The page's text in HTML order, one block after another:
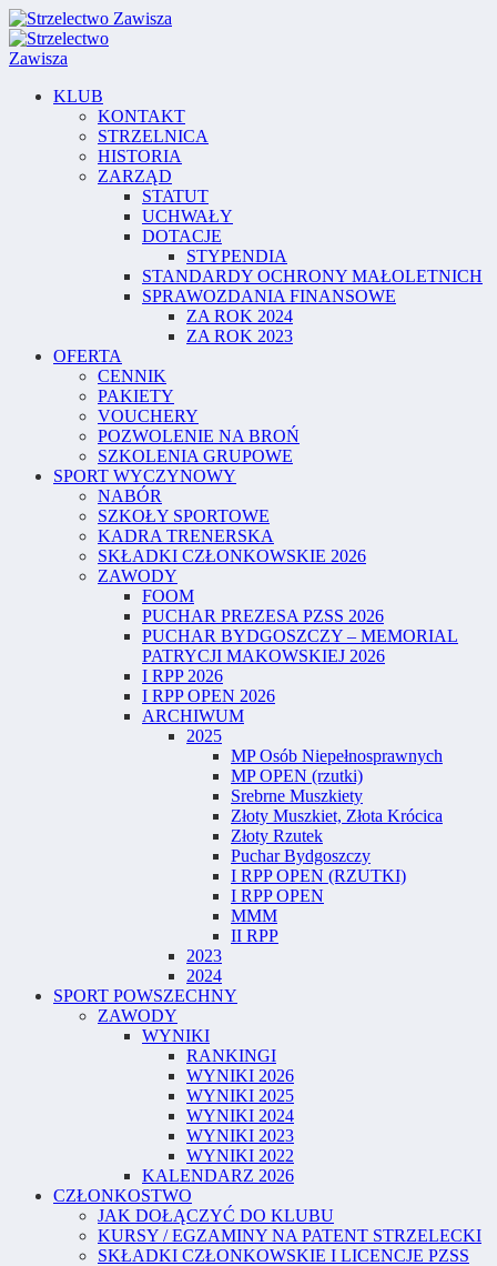
KLUB
KONTAKT
STRZELNICA
HISTORIA
ZARZĄD
STATUT
UCHWAŁY
DOTACJE
STYPENDIA
STANDARDY OCHRONY MAŁOLETNICH
SPRAWOZDANIA FINANSOWE
ZA ROK 2024
ZA ROK 2023
OFERTA
CENNIK
PAKIETY
VOUCHERY
POZWOLENIE NA BROŃ
SZKOLENIA GRUPOWE
SPORT WYCZYNOWY
NABÓR
SZKOŁY SPORTOWE
KADRA TRENERSKA
SKŁADKI CZŁONKOWSKIE 2026
ZAWODY
FOOM
PUCHAR PREZESA PZSS 2026
PUCHAR BYDGOSZCZY – MEMORIAL
PATRYCJI MAKOWSKIEJ 2026
I RPP 2026
I RPP OPEN 2026
ARCHIWUM
2025
MP Osób Niepełnosprawnych
MP OPEN (rzutki)
Srebrne Muszkiety
Złoty Muszkiet, Złota Krócica
Złoty Rzutek
Puchar Bydgoszczy
I RPP OPEN (RZUTKI)
I RPP OPEN
MMM
II RPP
2023
2024
SPORT POWSZECHNY
ZAWODY
WYNIKI
RANKINGI
WYNIKI 2026
WYNIKI 2025
WYNIKI 2024
WYNIKI 2023
WYNIKI 2022
KALENDARZ 2026
CZŁONKOSTWO
JAK DOŁĄCZYĆ DO KLUBU
KURSY / EGZAMINY NA PATENT STRZELECKI
SKŁADKI CZŁONKOWSKIE I LICENCJE PZSS